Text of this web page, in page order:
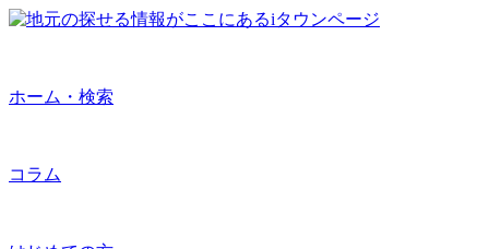
ホーム・検索
コラム